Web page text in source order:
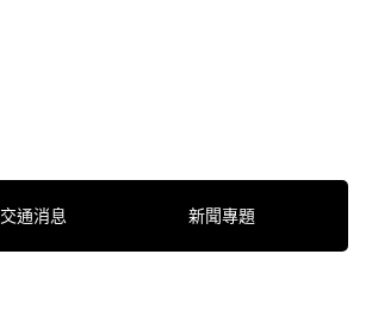
交通消息 新聞專題